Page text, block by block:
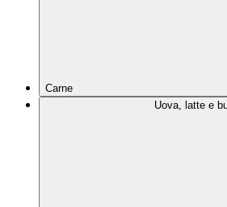
Carne
Uova, latte e